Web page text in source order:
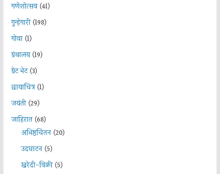
गणेशोत्सव(41)
गुन्हेगारी(198)
गोवा(1)
ग्रंथालय(19)
ग्रेट भेट(3)
छायाचित्र(1)
जयंती(29)
जाहिरात(68)
अभिष्ठचिंतन(20)
उदघाटन(5)
खरेदी-विक्री(5)